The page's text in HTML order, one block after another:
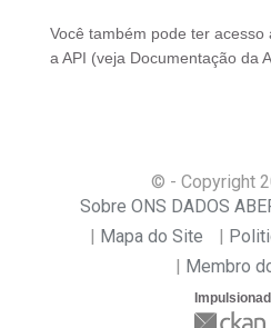
Você também pode ter
a API (veja Documentação da
© - Copyright
Sobre ONS DADOS
Mapa do Site
Membro